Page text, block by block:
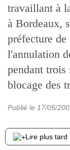
travaillant à
à Bordeaux,
préfecture
l'annulation
pendant
blocage des
Publié le 17/05/
Lire plus tard